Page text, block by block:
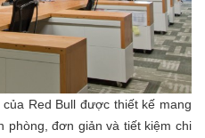
của Red Bull được thiết kế mang
phòng, đơn giản và tiết kiệm chi